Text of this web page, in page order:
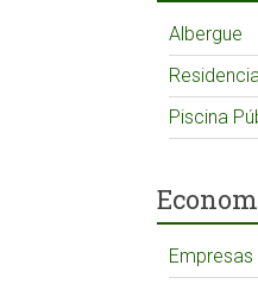
Albergue
Piscina